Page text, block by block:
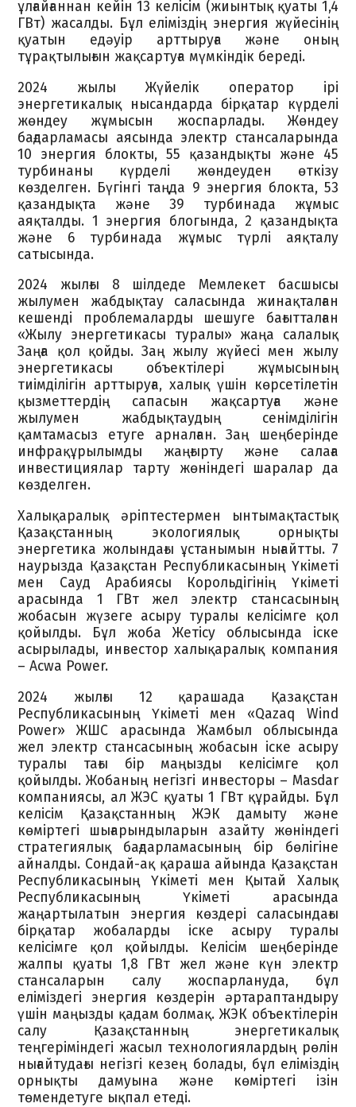
ұлғайғаннан кейін 13 келісім (жиынтық қуаты 1,4
ГВт) жасалды. Бұл еліміздің энергия жүйесінің
қуатын едәуір арттыруға және оның
тұрақтылығын жақсартуға мүмкіндік береді.
2024 жылы Жүйелік оператор ірі
энергетикалық нысандарда бірқатар күрделі
жөндеу жұмысын жоспарлады. Жөндеу
бағдарламасы аясында электр стансаларында
10 энергия блокты, 55 қазандықты және 45
турбинаны күрделі жөндеуден өткізу
көзделген. Бүгінгі таңда 9 энергия блокта, 53
қазандықта және 39 турбинада жұмыс
аяқталды. 1 энергия блогында, 2 қазандықта
және 6 турбинада жұмыс түрлі аяқталу
сатысында.
2024 жылғы 8 шілдеде Мемлекет басшысы
жылумен жабдықтау саласында жинақталған
кешенді проблемаларды шешуге бағытталған
«Жылу энергетикасы туралы» жаңа салалық
Заңға қол қойды. Заң жылу жүйесі мен жылу
энергетикасы объектілері жұмысының
тиімділігін арттыруға, халық үшін көрсетілетін
қызметтердің сапасын жақсартуға және
жылумен жабдықтаудың сенімділігін
қамтамасыз етуге арналған. Заң шеңберінде
инфрақұрылымды жаңғырту және салаға
инвестициялар тарту жөніндегі шаралар да
көзделген.
Халықаралық әріптестермен ынтымақтастық
Қазақстанның экологиялық орнықты
энергетика жолындағы ұстанымын нығайтты. 7
наурызда Қазақстан Республикасының Үкіметі
мен Сауд Арабиясы Корольдігінің Үкіметі
арасында 1 ГВт жел электр стансасының
жобасын жүзеге асыру туралы келісімге қол
қойылды. Бұл жоба Жетісу облысында іске
асырылады, инвестор халықаралық компания
– Acwa Power.
2024 жылғы 12 қарашада Қазақстан
Республикасының Үкіметі мен «Qazaq Wind
Power» ЖШС арасында Жамбыл облысында
жел электр стансасының жобасын іске асыру
туралы тағы бір маңызды келісімге қол
қойылды. Жобаның негізгі инвесторы – Masdar
компаниясы, ал ЖЭС қуаты 1 ГВт құрайды. Бұл
келісім Қазақстанның ЖЭК дамыту және
көміртегі шығарындыларын азайту жөніндегі
стратегиялық бағдарламасының бір бөлігіне
айналды. Сондай-ақ қараша айында Қазақстан
Республикасының Үкіметі мен Қытай Халық
Республикасының Үкіметі арасында
жаңартылатын энергия көздері саласындағы
бірқатар жобаларды іске асыру туралы
келісімге қол қойылды. Келісім шеңберінде
жалпы қуаты 1,8 ГВт жел және күн электр
стансаларын салу жоспарлануда, бұл
еліміздегі энергия көздерін әртараптандыру
үшін маңызды қадам болмақ. ЖЭК объектілерін
салу Қазақстанның энергетикалық
теңгеріміндегі жасыл технологиялардың рөлін
нығайтудағы негізгі кезең болады, бұл еліміздің
орнықты дамуына және көміртегі ізін
төмендетуге ықпал етеді.